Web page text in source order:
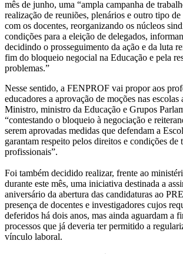
mês de junho, uma “ampla campanha de
realização de reuniões, plenários e outro tipo
com os docentes, reorganizando os núcleos
condições para a eleição de delegados,
decidindo o prosseguimento da ação e da luta
fim do bloqueio negocial na Educação e pela
problemas.”
Nesse sentido, a FENPROF vai propor aos
educadores a aprovação de moções nas
Ministro, ministro da Educação e Grupos
“contestando o bloqueio à negociação e
serem aprovadas medidas que defendam a
garantam respeito pelos direitos e condições de
profissionais”.
Foi também decidido realizar, frente ao
durante este mês, uma iniciativa destinada a
aniversário da abertura das candidaturas ao
presença de docentes e investigadores cujos
deferidos há dois anos, mas ainda aguardam a
processos que já deveria ter permitido a
vínculo laboral.